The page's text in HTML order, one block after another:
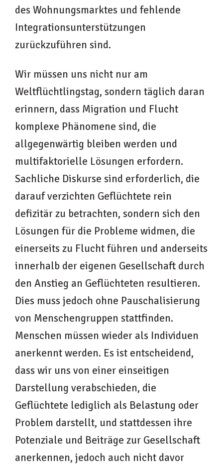
des Wohnungsmarktes und fehlende
Integrationsunterstützungen
zurückzuführen sind.
Wir müssen uns nicht nur am
Weltflüchtlingstag, sondern täglich daran
erinnern, dass Migration und Flucht
komplexe Phänomene sind, die
allgegenwärtig bleiben werden und
multifaktorielle Lösungen erfordern.
Sachliche Diskurse sind erforderlich, die
darauf verzichten Geflüchtete rein
defizitär zu betrachten, sondern sich den
Lösungen für die Probleme widmen, die
einerseits zu Flucht führen und anderseits
innerhalb der eigenen Gesellschaft durch
den Anstieg an Geflüchteten resultieren.
Dies muss jedoch ohne Pauschalisierung
von Menschengruppen stattfinden.
Menschen müssen wieder als Individuen
anerkennt werden. Es ist entscheidend,
dass wir uns von einer einseitigen
Darstellung verabschieden, die
Geflüchtete lediglich als Belastung oder
Problem darstellt, und stattdessen ihre
Potenziale und Beiträge zur Gesellschaft
anerkennen, jedoch auch nicht davor